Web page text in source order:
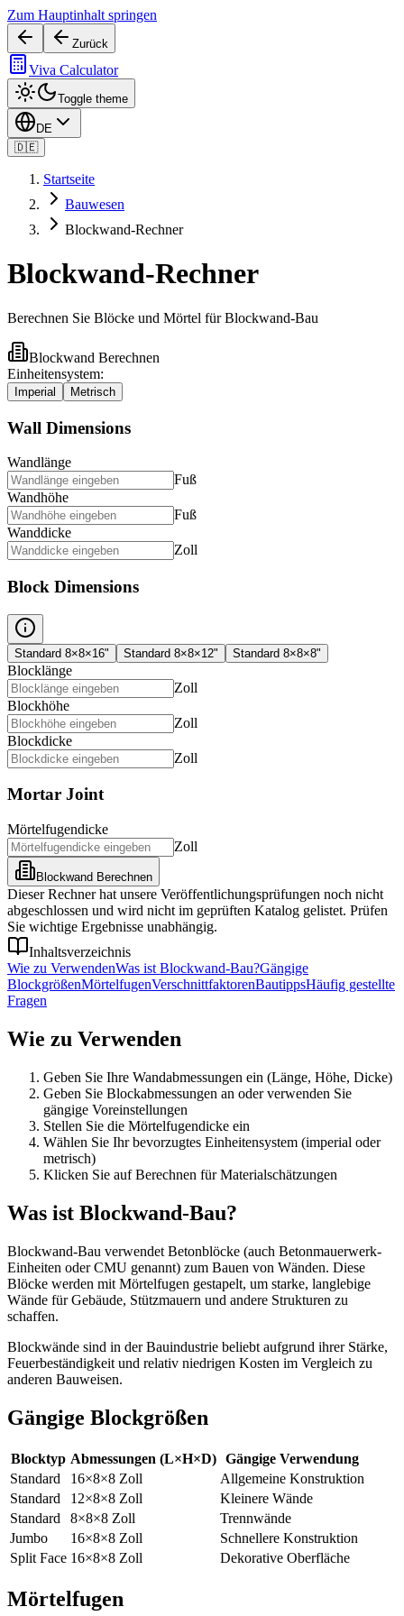
Zum Hauptinhalt springen
Zurück
Viva Calculator
Toggle theme
DE
🇩🇪
Startseite
Bauwesen
Blockwand-Rechner
Blockwand-Rechner
Berechnen Sie Blöcke und Mörtel für Blockwand-Bau
Blockwand Berechnen
Einheitensystem:
Imperial Metrisch
Wall Dimensions
Wandlänge
Fuß
Wandhöhe
Fuß
Wanddicke
Zoll
Block Dimensions
Standard 8×8×16" Standard 8×8×12" Standard 8×8×8"
Blocklänge
Zoll
Blockhöhe
Zoll
Blockdicke
Zoll
Mortar Joint
Mörtelfugendicke
Zoll
Blockwand Berechnen
Dieser Rechner hat unsere Veröffentlichungsprüfungen noch nicht
abgeschlossen und wird nicht im geprüften Katalog gelistet. Prüfen
Sie wichtige Ergebnisse unabhängig.
Inhaltsverzeichnis
Wie zu VerwendenWas ist Blockwand-Bau?Gängige
BlockgrößenMörtelfugenVerschnittfaktorenBautippsHäufig gestellte
Fragen
Wie zu Verwenden
Geben Sie Ihre Wandabmessungen ein (Länge, Höhe, Dicke)
Geben Sie Blockabmessungen an oder verwenden Sie
gängige Voreinstellungen
Stellen Sie die Mörtelfugendicke ein
Wählen Sie Ihr bevorzugtes Einheitensystem (imperial oder
metrisch)
Klicken Sie auf Berechnen für Materialschätzungen
Was ist Blockwand-Bau?
Blockwand-Bau verwendet Betonblöcke (auch Betonmauerwerk-
Einheiten oder CMU genannt) zum Bauen von Wänden. Diese
Blöcke werden mit Mörtelfugen gestapelt, um starke, langlebige
Wände für Gebäude, Stützmauern und andere Strukturen zu
schaffen.
Blockwände sind in der Bauindustrie beliebt aufgrund ihrer Stärke,
Feuerbeständigkeit und relativ niedrigen Kosten im Vergleich zu
anderen Bauweisen.
Gängige Blockgrößen
Blocktyp Abmessungen (L×H×D) Gängige Verwendung
Standard
16×8×8 Zoll
Allgemeine Konstruktion
Standard
12×8×8 Zoll
Kleinere Wände
Standard
8×8×8 Zoll
Trennwände
Jumbo
16×8×8 Zoll
Schnellere Konstruktion
Split Face 16×8×8 Zoll Dekorative Oberfläche
Mörtelfugen